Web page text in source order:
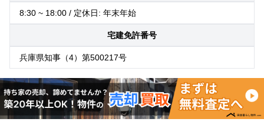
8:30 ~ 18:00 / 定休日: 年末年始
宅建免許番号
兵庫県知事（4）第500217号